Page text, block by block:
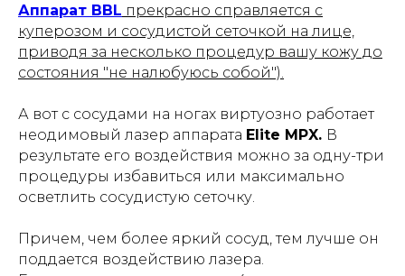
Аппарат BBL прекрасно справляется с
куперозом и сосудистой сеточкой на лице,
приводя за несколько процедур вашу кожу до
состояния "не налюбуюсь собой").
А вот с сосудами на ногах виртуозно работает
неодимовый лазер аппарата Elite MPX. В
результате его воздействия можно за одну-три
процедуры избавиться или максимально
осветлить сосудистую сеточку.
Причем, чем более яркий сосуд, тем лучше он
поддается воздействию лазера.